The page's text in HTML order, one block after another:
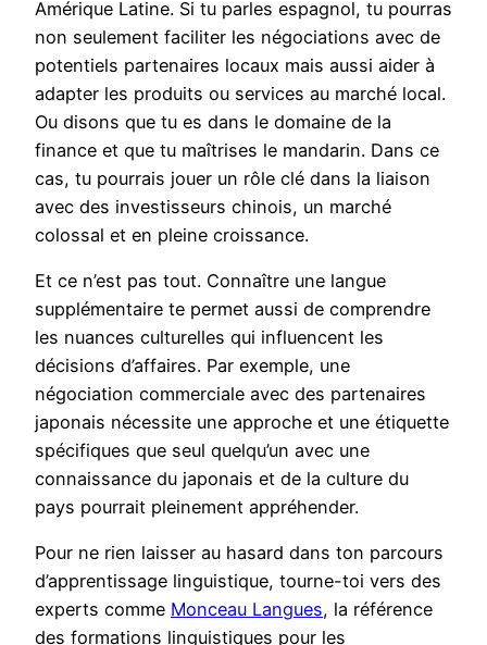
Amérique Latine. Si tu parles espagnol, tu pourras
non seulement faciliter les négociations avec de
potentiels partenaires locaux mais aussi aider à
adapter les produits ou services au marché local.
Ou disons que tu es dans le domaine de la
finance et que tu maîtrises le mandarin. Dans ce
cas, tu pourrais jouer un rôle clé dans la liaison
avec des investisseurs chinois, un marché
colossal et en pleine croissance.
Et ce n’est pas tout. Connaître une langue
supplémentaire te permet aussi de comprendre
les nuances culturelles qui influencent les
décisions d’affaires. Par exemple, une
négociation commerciale avec des partenaires
japonais nécessite une approche et une étiquette
spécifiques que seul quelqu’un avec une
connaissance du japonais et de la culture du
pays pourrait pleinement appréhender.
Pour ne rien laisser au hasard dans ton parcours
d’apprentissage linguistique, tourne-toi vers des
experts comme Monceau Langues, la référence
des formations linguistiques pour les